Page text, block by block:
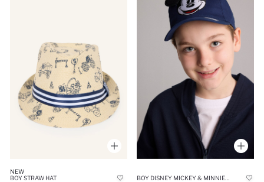
NEW
BOY STRAW HAT